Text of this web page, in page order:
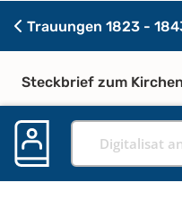
Trauungen 1823 -
Steckbrief zum
Digitalisat